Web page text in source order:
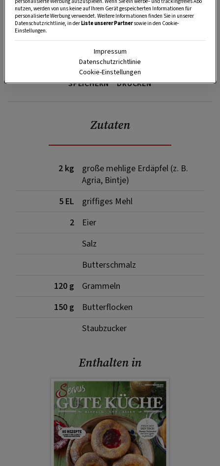
SPEICHERN DRUCKEN
Zutaten
2 kg
große mehlige Erdäpfel (z. B.
Agria, Bintje)
5 EL
griffiges Mehl
2
Eier
Salz
Butterschmalz
120 g
Grammeln
150 g
Butterflocken
Staubzucker
Enthalten in
nutzen, werden von uns keine auf Ihrem Gerät gespeicherten Informationen für
personalisierte Werbung verwendet. Weitere Informationen finden Sie in unserer
Datenschutzrichtlinie, in derListe unserer Partnersowie in den Cookie-
Einstellungen.
Impressum
Datenschutzrichtlinie
Cookie-Einstellungen